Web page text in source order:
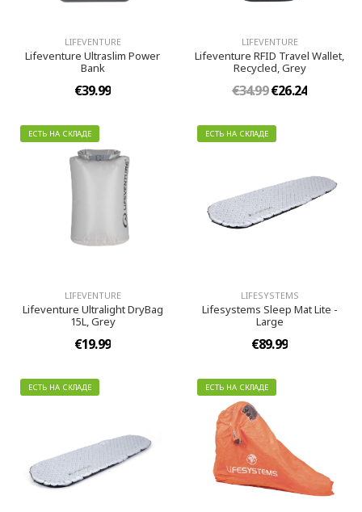
LIFEVENTURE
Lifeventure Ultraslim Power
Bank
€39.99
LIFEVENTURE
Lifeventure RFID Travel Wallet,
Recycled, Grey
€34.99€26.24
ЕСТЬ НА СКЛАДЕ
LIFEVENTURE
Lifeventure Ultralight DryBag
15L, Grey
€19.99
ЕСТЬ НА СКЛАДЕ
LIFESYSTEMS
Lifesystems Sleep Mat Lite -
Large
€89.99
ЕСТЬ НА СКЛАДЕ ЕСТЬ НА СКЛАДЕ